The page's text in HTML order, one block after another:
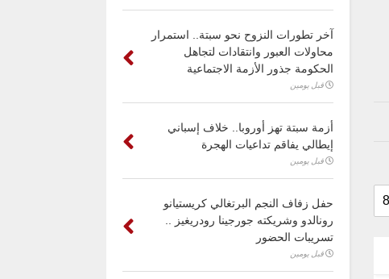
آخر تطورات النزوح نحو سبتة.. استمرار
محاولات العبور وانتقادات لتجاهل
الحكومة جذور الأزمة الاجتماعية
قبل يومين
أزمة سبتة تهز أوروبا.. خلاف إسباني
إيطالي يفاقم تداعيات الهجرة
قبل يومين
حفل زفاف النجم البرتغالي كريستيانو
رونالدو وشريكته جورجينا رودريغيز ..
تسريبات الحضور
قبل يومين